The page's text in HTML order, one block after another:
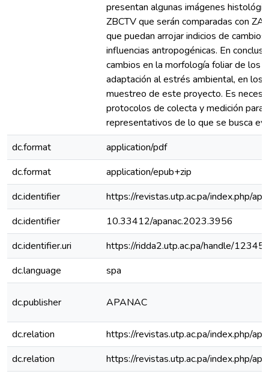
presentan algunas imágenes
ZBCTV que serán comparadas con
que puedan arrojar indicios de
influencias antropogénicas. En
cambios en la morfología foliar de los
adaptación al estrés ambiental, en los
muestreo de este proyecto. Es
protocolos de colecta y medición para
representativos de lo que se busca
dc.format
application/pdf
dc.format
application/epub+zip
dc.identifier
https://revistas.utp.ac.pa/index.php/
dc.identifier
10.33412/apanac.2023.3956
dc.identifier.uri
https://ridda2.utp.ac.pa/handle/
dc.language
spa
dc.publisher APANAC
dc.relation
https://revistas.utp.ac.pa/index.php/
dc.relation
https://revistas.utp.ac.pa/index.php/